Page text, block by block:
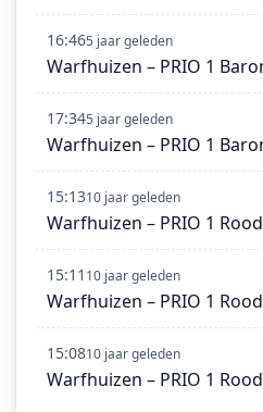
16:465 jaar geleden
Warfhuizen – PRIO 1
17:345 jaar geleden
Warfhuizen – PRIO 1
15:1310 jaar geleden
Warfhuizen – PRIO 1
15:11 10 jaar geleden
Warfhuizen – PRIO 1
15:0810 jaar geleden
Warfhuizen – PRIO 1